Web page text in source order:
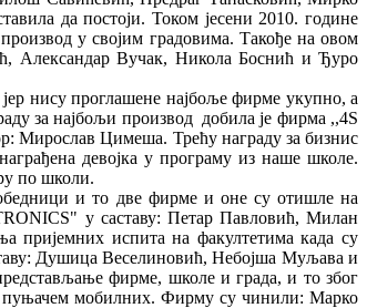
да постоји. Током јесени 2010. године
у својим градовима. Такође на овом
Александар Вучак, Никола Боснић и Ђуро
нису проглашене најбоље фирме укупно, а
за најбољи производ добила је фирма ,,4S
Мирослав Цимеша. Трећу награду за бизнис
девојка у програму из наше школе.
по школи.
и то две фирме и оне су отишле на
у саставу: Петар Павловић, Милан
пријемних испита на факултетима када су
Душица Веселиновић, Небојша Муљава и
фирме, школе и града, и то због
пуњачем мобилних. Фирму су чинили: Марко